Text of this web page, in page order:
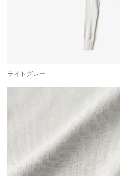
ライトグレー